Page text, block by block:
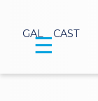
GAL CAST
☰